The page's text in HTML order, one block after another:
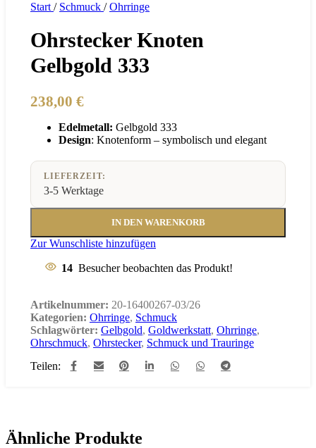
Start / Schmuck / Ohrringe
Ohrstecker Knoten
Gelbgold 333
238,00 €
Edelmetall: Gelbgold 333
Design: Knotenform – symbolisch und elegant
LIEFERZEIT:
3-5 Werktage
IN DEN WARENKORB
Zur Wunschliste hinzufügen
14 Besucher beobachten das Produkt!
Artikelnummer: 20-16400267-03/26
Kategorien: Ohrringe, Schmuck
Schlagwörter: Gelbgold, Goldwerkstatt, Ohrringe,
Ohrschmuck, Ohrstecker, Schmuck und Trauringe
Teilen:
Ähnliche Produkte